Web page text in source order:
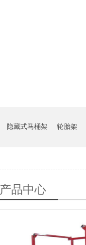
隐藏式马桶架 轮胎架
产品中心